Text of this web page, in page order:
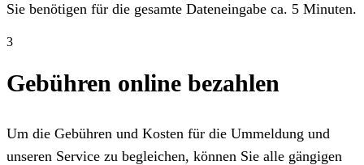
Sie benötigen für die gesamte Dateneingabe ca. 5 Minuten.
3
Gebühren online bezahlen
Um die Gebühren und Kosten für die Ummeldung und
unseren Service zu begleichen, können Sie alle gängigen